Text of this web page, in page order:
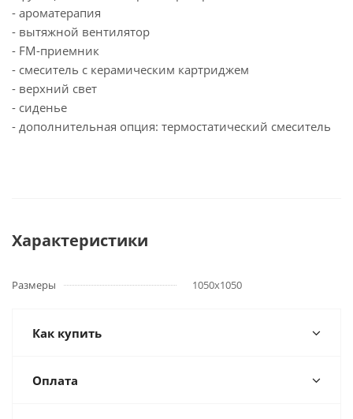
- ароматерапия
- вытяжной вентилятор
- FM-приемник
- смеситель с керамическим картриджем
- верхний свет
- сиденье
- дополнительная опция: термостатический смеситель
Характеристики
Размеры 1050х1050
Как купить
Оплата